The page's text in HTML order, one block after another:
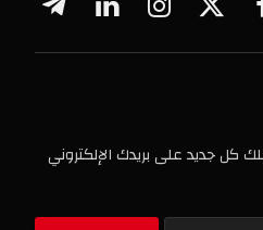
X
الانستغراملينكدإن تيلقرام
على بريدك الإلكتروني